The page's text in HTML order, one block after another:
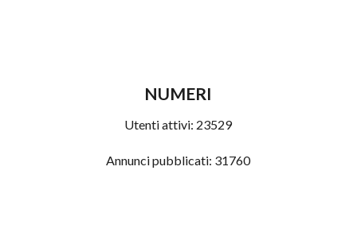
NUMERI
Utenti attivi: 23529
Annunci pubblicati: 31760